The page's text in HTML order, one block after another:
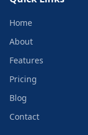
Home
About
Features
Pricing
Blog
Contact